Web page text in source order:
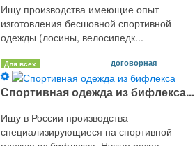
Ищу производства имеющие опыт
изготовления бесшовной спортивной
одежды (лосины, велосипедк...
Для всех договорная
Спортивная одежда из бифлекса...
Ищу в России производства
специализирующиеся на спортивной